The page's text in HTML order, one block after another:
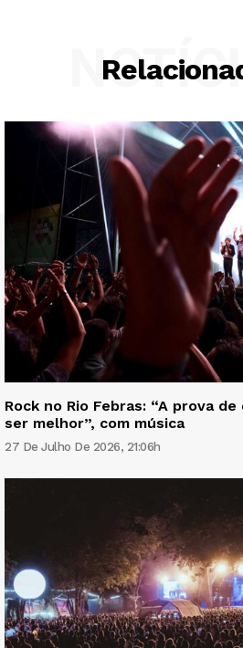
Rock no Rio Febras: “A prova
ser melhor”, com música
27 De Julho De 2026, 21:06h